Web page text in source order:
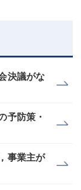
決議がな
予防策・
事業主が